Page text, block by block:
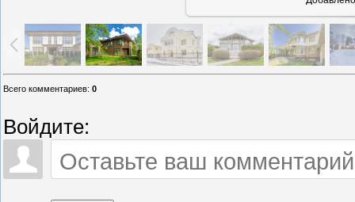
Всего комментариев: 0
Войдите: